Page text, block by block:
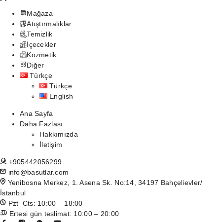
Mağaza
Atıştırmalıklar
Temizlik
İçecekler
Kozmetik
Diğer
Türkçe
Türkçe
English
Ana Sayfa
Daha Fazlası
Hakkımızda
İletişim
+905442056299
info@basutlar.com
Yenibosna Merkez, 1. Asena Sk. No:14, 34197 Bahçelievler/
İstanbul
Pzt–Cts: 10:00 – 18:00
Ertesi gün teslimat: 10:00 – 20:00